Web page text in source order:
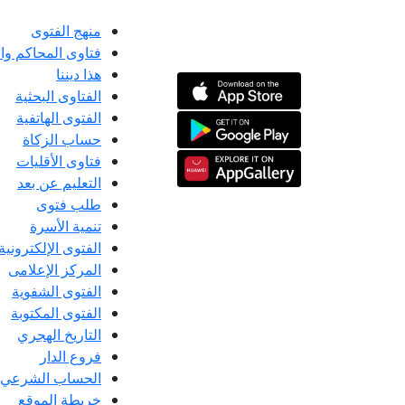
منهج الفتوى
فتاوى المحاكم
هذا ديننا
الفتاوى البحثية
الفتوى الهاتفية
حساب الزكاة
فتاوى الأقليات
التعليم عن بعد
طلب فتوى
تنمية الأسرة
الفتوى الإلكترونية
المركز الإعلامى
الفتوى الشفوية
الفتوى المكتوبة
التاريخ الهجري
فروع الدار
الحساب الشرعي
خريطة الموقع